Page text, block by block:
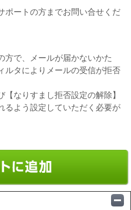
ポートの方までお問い合せくだ
方で、メールが届かないかた
ルタによりメールの受信が拒否
【なりすまし拒否設定の解除】
るよう設定していただく必要が